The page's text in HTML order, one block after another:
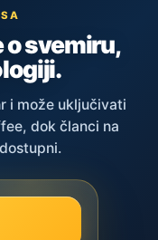
o svemiru,
i može uključivati
dok članci na